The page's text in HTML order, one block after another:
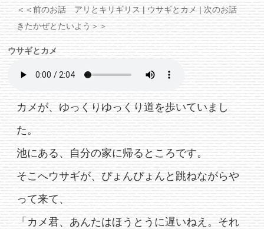
＜＜前のお話 アリとキリギリス | ウサギとカメ | 次のお話
きたかぜとたいよう＞＞
ウサギとカメ
カメが、ゆっくりゆっくり道を歩いていまし
た。
池にある、自分の家に帰るところです。
そこへウサギが、ぴょんぴょんと跳ねながらや
って来て、
「カメ君、あんたはほうとうに遅いねえ。それ